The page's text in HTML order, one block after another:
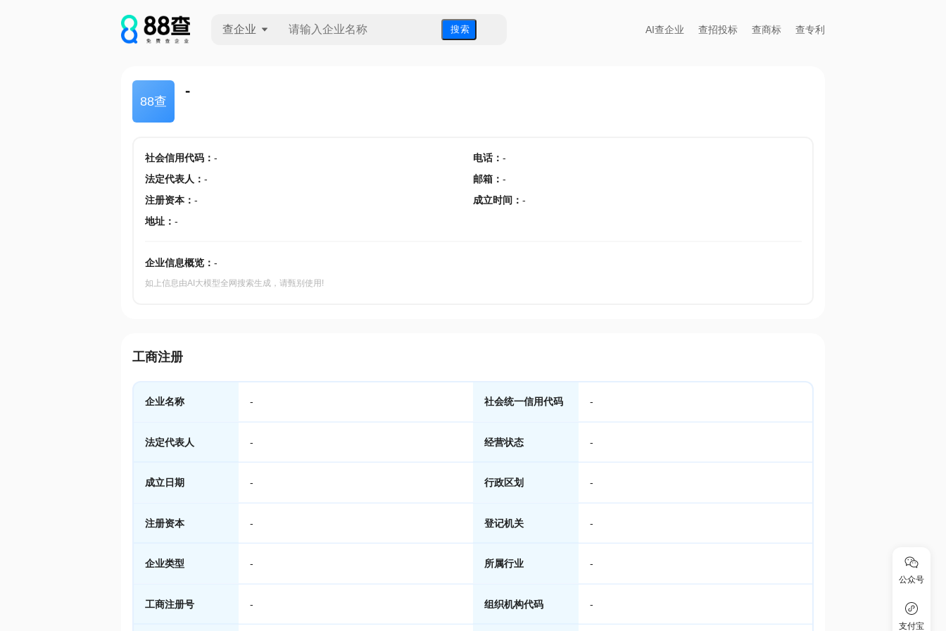
查企业 搜 索 AI查企业 查招投标 查商标 查专利
88查
-
社会信用代码： - 电话： -
法定代表人 ： - 邮箱 ： -
注册资本： - 成立时间 ： -
地址： -
企业信息概览： -
如上信息由AI大模型全网搜索生成，请甄别使用!
工商注册
企业名称 - 社会统一信用代码 -
法定代表人 - 经营状态 -
成立日期 - 行政区划 -
注册资本 - 登记机关 -
企业类型 - 所属行业 -
工商注册号 - 组织机构代码 -
公众号
支付宝